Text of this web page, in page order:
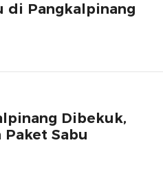
di Pangkalpinang
Dibekuk,
Sabu